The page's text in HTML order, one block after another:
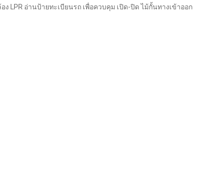
LPR อ่านป้ายทะเบียนรถ เพื่อควบคุม เปิด-ปิด ไม้กั้นทางเข้าออก